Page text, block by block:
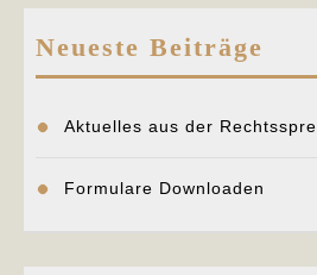
Neueste Beiträge
Aktuelles aus der
Formulare Downloaden